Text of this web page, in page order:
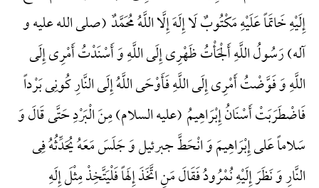
إِلَیْهِ خَاتَماً عَلَیْهِ مَکْتُوبٌ لَا إِلَهَ إِلَّا اللَّهُ مُحَمَّدٌ (صلی الله علیه و
آله) رَسُولُ اللَّهِ أَلْجَأْتُ ظَهْرِی إِلَی اللَّهِ وَ أَسْنَدْتُ أَمْرِی إِلَی
اللَّهِ وَ فَوَّضْتُ أَمْرِی إِلَی اللَّهِ فَأَوْحَی اللَّهُ إِلَی النَّارِ کُونِی بَرْداً
فَاضْطَرَبَتْ أَسْنَانُ إِبْرَاهِیمُ (علیه السلام) مِنَ الْبَرْدِ حَتَّی قَالَ وَ
سَلاماً عَلی إِبْرَاهِیمَ وَ انْحَطَّ جبرئیل وَ جَلَسَ مَعَهُ یُحَدِّثُهُ فِی
النَّارِ وَ نَظَرَ إِلَیْهِ نُمْرُودُ فَقَالَ مَنِ اتَّخَذَ إِلَهاً فَلْیَتَّخِذْ مِثْلَ إِلَهِ